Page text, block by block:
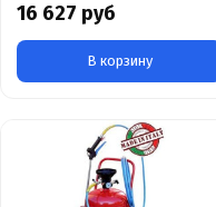
16 627 руб
В корзину